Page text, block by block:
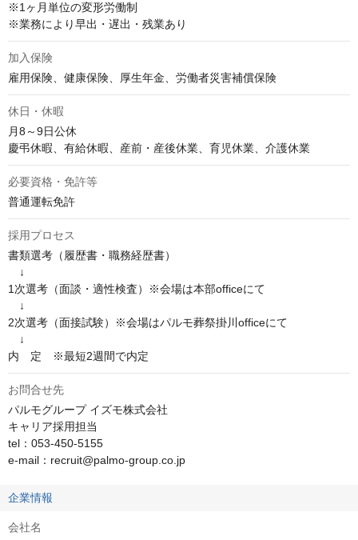
※1ヶ月単位の変形労働制
※業務により早出・遅出・残業あり
加入保険
雇用保険、健康保険、厚生年金、労働者災害補償保険
休日・休暇
月8～9日公休
慶弔休暇、有給休暇、産前・産後休業、育児休業、介護休業
必要資格・免許等
普通運転免許
採用プロセス
書類選考（履歴書・職務経歴書）
↓
1次選考（面談・適性検査）※会場は本部officeにて
↓
2次選考（面接試験）※会場はパルモ葬祭掛川officeにて
↓
内　定　※最短2週間で内定
お問合せ先
パルモグループ イズモ株式会社
キャリア採用担当
tel：053-450-5155
e-mail：recruit@palmo-group.co.jp
企業情報
会社名